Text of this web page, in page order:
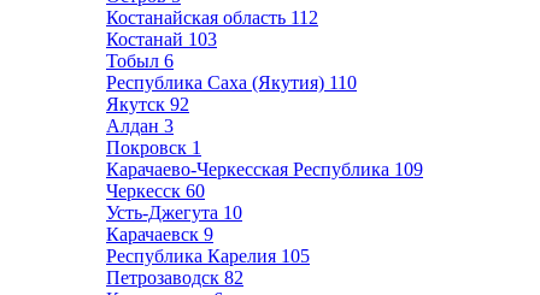
Костанайская область 112
Костанай 103
Тобыл 6
Республика Саха (Якутия) 110
Якутск 92
Алдан 3
Покровск 1
Карачаево-Черкесская Республика 109
Черкесск 60
Усть-Джегута 10
Карачаевск 9
Республика Карелия 105
Петрозаводск 82